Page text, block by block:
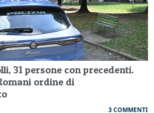
31 persone con precedenti.
ordine di
3 COMMENTI